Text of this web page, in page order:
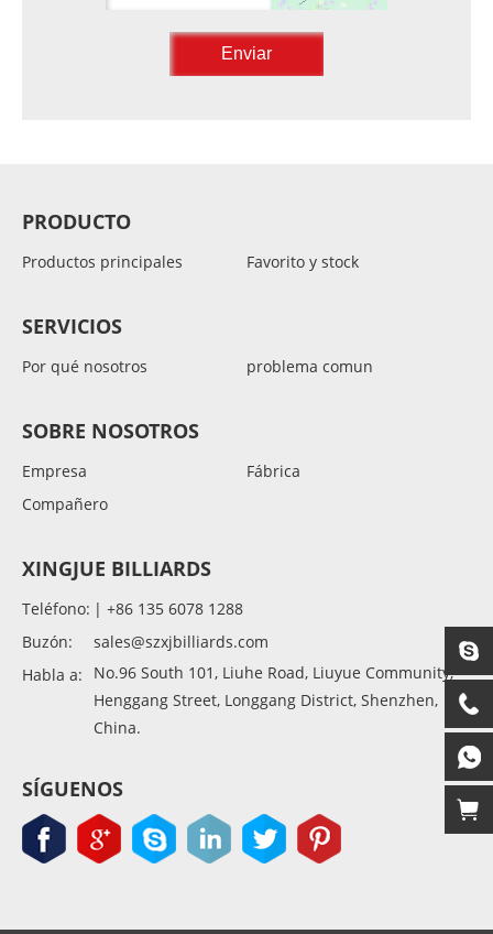
PRODUCTO
Productos principales Favorito y stock
SERVICIOS
Por qué nosotros problema comun
SOBRE NOSOTROS
Empresa
Fábrica
Compañero
XINGJUE BILLIARDS
Teléfono:
| +86 135 6078 1288
Buzón:
sales@szxjbilliards.com
Habla a:
No.96 South 101, Liuhe Road, Liuyue Community,
Henggang Street, Longgang District, Shenzhen,
China.
SÍGUENOS